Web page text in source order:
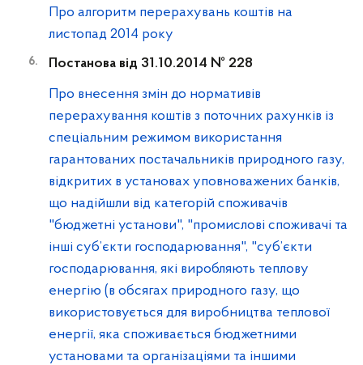
Про алгоритм перерахувань коштів на
листопад 2014 року
Постанова від 31.10.2014 № 228
Про внесення змін до нормативів
перерахування коштів з поточних рахунків із
спеціальним режимом використання
гарантованих постачальників природного газу,
відкритих в установах уповноважених банків,
що надійшли від категорій споживачів
"бюджетні установи", "промислові споживачі та
інші суб’єкти господарювання", "суб’єкти
господарювання, які виробляють теплову
енергію (в обсягах природного газу, що
використовується для виробництва теплової
енергії, яка споживається бюджетними
установами та організаціями та іншими